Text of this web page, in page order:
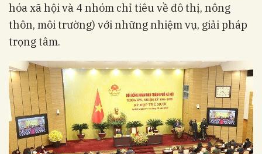
hóa xã hội và 4 nhóm chỉ tiêu về đô thị, nông
thôn, môi trường) với những nhiệm vụ, giải pháp
trọng tâm.